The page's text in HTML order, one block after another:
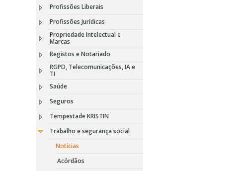
Profissões Liberais
Profissões Jurídicas
Propriedade Intelectual e
Marcas
Registos e Notariado
RGPD, Telecomunicações, IA e
TI
Saúde
Seguros
Tempestade KRISTIN
Trabalho e segurança social
Notícias
Acórdãos